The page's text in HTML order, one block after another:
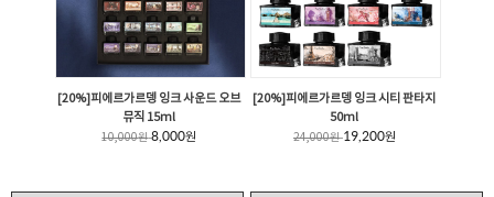
[20%]피에르가르뎅 잉크 사운드 오브
뮤직 15ml
10,000원 8,000원
[20%]피에르가르뎅 잉크 시티 판타지
50ml
24,000원 19,200원